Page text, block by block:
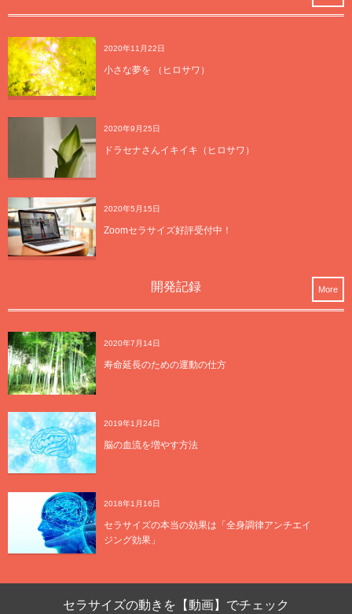
2020年11月22日
小さな夢を （ヒロサワ）
2020年9月25日
ドラセナさんイキイキ（ヒロサワ）
2020年5月15日
Zoomセラサイズ好評受付中！
開発記録
2020年7月14日
寿命延長のための運動の仕方
2019年1月24日
脳の血流を増やす方法
2018年1月16日
セラサイズの本当の効果は「全身調律アンチエイ
ジング効果」
More
セラサイズの動きを【動画】でチェック